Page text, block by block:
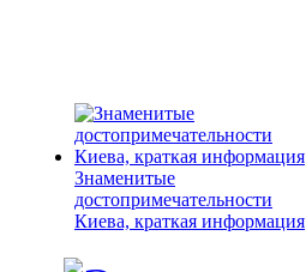
Знаменитые
достопримечательности
Киева, краткая информация